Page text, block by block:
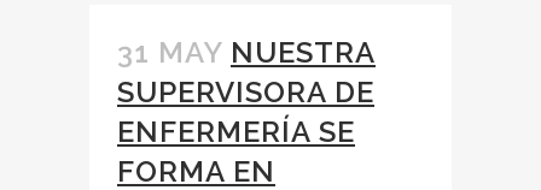
31 MAY NUESTRA
SUPERVISORA DE
ENFERMERÍA SE
FORMA EN